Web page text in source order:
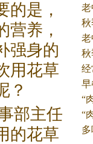
“
“
的是，
营养，
强身的
用花草
？
部主任
的花草